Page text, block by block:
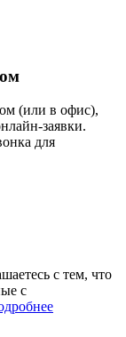
(или в офис),
заявки.
для
с тем, что
с